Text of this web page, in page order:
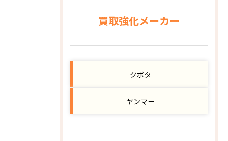
買取強化メーカー
クボタ
ヤンマー